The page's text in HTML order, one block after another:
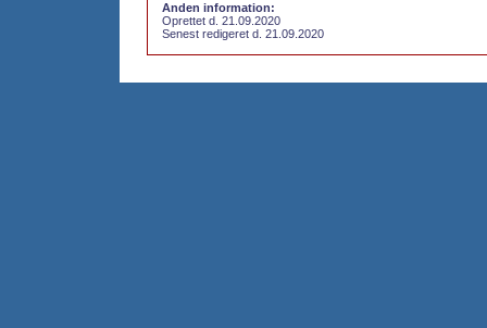
Anden information:
Oprettet d. 21.09.2020
Senest redigeret d. 21.09.2020